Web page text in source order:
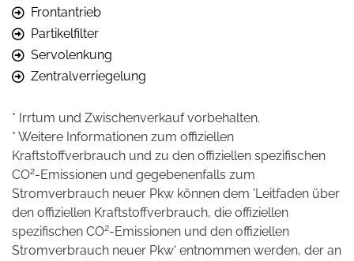
Frontantrieb
Partikelfilter
Servolenkung
Zentralverriegelung
* Irrtum und Zwischenverkauf vorbehalten.
* Weitere Informationen zum offiziellen
Kraftstoffverbrauch und zu den offiziellen spezifischen
CO2-Emissionen und gegebenenfalls zum
Stromverbrauch neuer Pkw können dem 'Leitfaden über
den offiziellen Kraftstoffverbrauch, die offiziellen
spezifischen CO2-Emissionen und den offiziellen
Stromverbrauch neuer Pkw' entnommen werden, der an